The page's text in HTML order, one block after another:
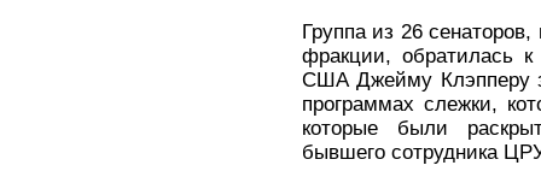
Группа из 26
фракции, обратилась к
США Джейму Клэпперу
программах слежки,
которые были
бывшего сотрудника